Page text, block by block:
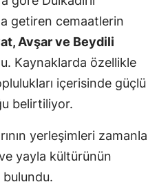
getiren cemaatlerin
Avşar ve Beydili
Kaynaklarda özellikle
içerisinde güçlü
belirtiliyor.
yerleşimleri zamanla
yayla kültürünün
bulundu.